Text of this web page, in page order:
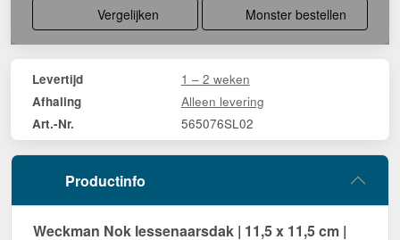
Vergelijken Monster bestellen
Levertijd 1 – 2 weken
Afhaling Alleen levering
Art.-Nr. 565076SL02
Productinfo
Weckman Nok lessenaarsdak | 11,5 x 11,5 cm |